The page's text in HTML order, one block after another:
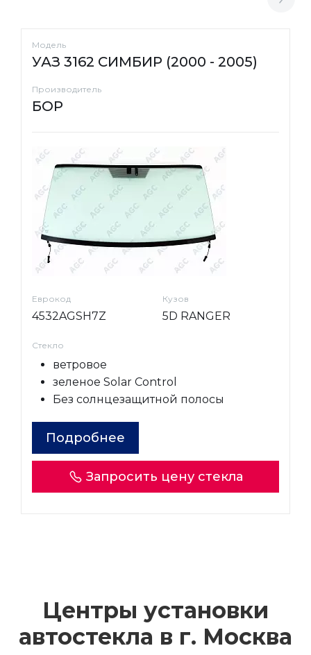
Модель
УАЗ 3162 СИМБИР (2000 - 2005)
Производитель
БОР
Еврокод
4532AGSH7Z
Кузов
5D RANGER
Стекло
ветровое
зеленое Solar Control
Без солнцезащитной полосы
Подробнее
Запросить цену стекла
Центры установки
автостекла в г. Москва